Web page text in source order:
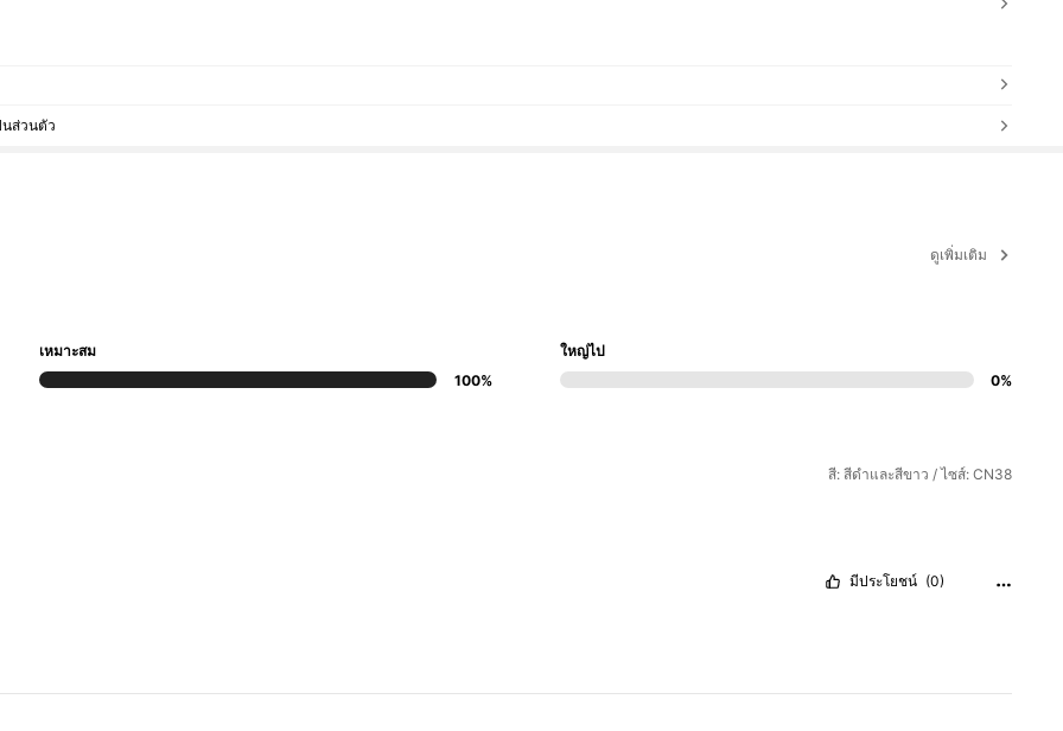
นส่วนตัว
ดูเพิ่มเติม
เหมาะสม
100%
ใหญ่ไป
0%
สี: สีดำและสีขาว / ไซส์: CN38
มีประโยชน์ (0)